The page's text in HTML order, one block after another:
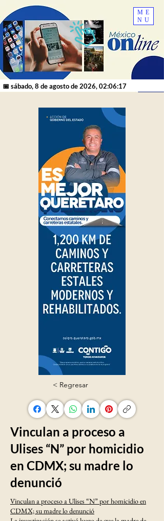
ME
NU
📅 sábado, 8 de agosto de 2026, 02:06:17
< Regresar
Vinculan a proceso a
Ulises “N” por homicidio
en CDMX; su madre lo
denunció
Vinculan a proceso a Ulises “N” por homicidio en
CDMX; su madre lo denunció